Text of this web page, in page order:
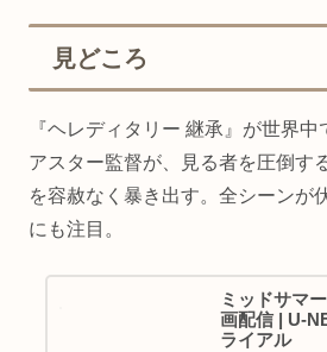
見どころ
『ヘレディタリー 継承』が世界中
アスター監督が、見る者を圧倒す
を容赦なく暴き出す。全シーンが
にも注目。
ミッドサマ
画配信 | U-
ライアル